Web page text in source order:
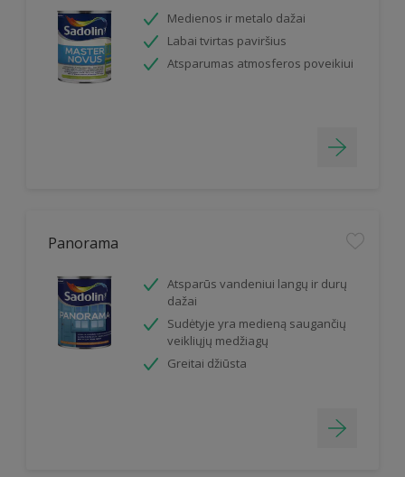
Medienos ir metalo dažai
Labai tvirtas paviršius
Atsparumas atmosferos poveikiui
Panorama
Atsparūs vandeniui langų ir durų
dažai
Sudėtyje yra medieną saugančių
veikliųjų medžiagų
Greitai džiūsta